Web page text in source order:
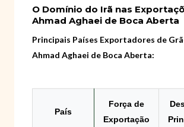
O Domínio do Irã nas
Ahmad Aghaei de Boca Aberta
Principais Países Exportadores de
Ahmad Aghaei de Boca Aberta:
País
Força de
Exportação